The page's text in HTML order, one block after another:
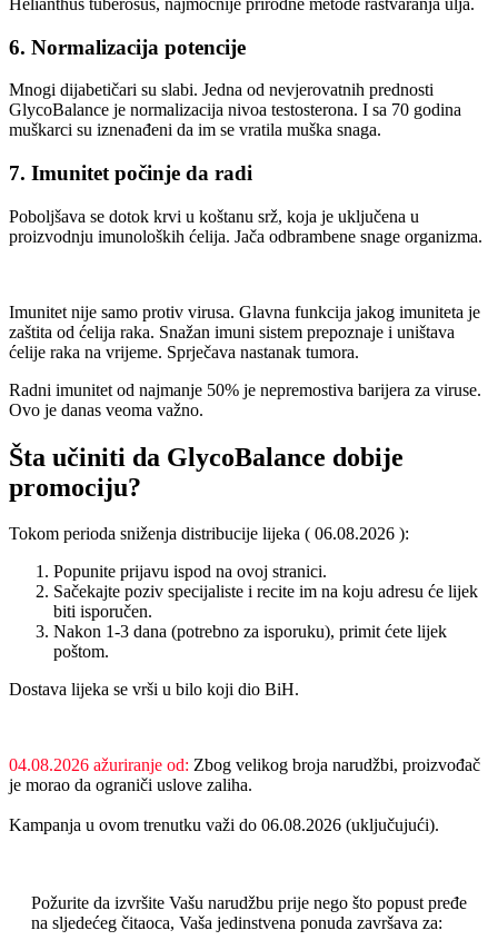
6. Normalizacija potencije
Mnogi dijabetičari su slabi. Jedna od nevjerovatnih prednosti
GlycoBalance je normalizacija nivoa testosterona. I sa 70 godina
muškarci su iznenađeni da im se vratila muška snaga.
7. Imunitet počinje da radi
Poboljšava se dotok krvi u koštanu srž, koja je uključena u
proizvodnju imunoloških ćelija. Jača odbrambene snage organizma.
Imunitet nije samo protiv virusa. Glavna funkcija jakog imuniteta je
zaštita od ćelija raka. Snažan imuni sistem prepoznaje i uništava
ćelije raka na vrijeme. Sprječava nastanak tumora.
Radni imunitet od najmanje 50% je nepremostiva barijera za viruse.
Ovo je danas veoma važno.
Šta učiniti da GlycoBalance dobije
promociju?
Tokom perioda sniženja distribucije lijeka ( 06.08.2026 ):
Popunite prijavu ispod na ovoj stranici.
Sačekajte poziv specijaliste i recite im na koju adresu će lijek
biti isporučen.
Nakon 1-3 dana (potrebno za isporuku), primit ćete lijek
poštom.
Dostava lijeka se vrši u bilo koji dio BiH.
04.08.2026 ažuriranje od: Zbog velikog broja narudžbi, proizvođač
je morao da ograniči uslove zaliha.
Kampanja u ovom trenutku važi do 06.08.2026 (uključujući).
Požurite da izvršite Vašu narudžbu prije nego što popust pređe
na sljedećeg čitaoca, Vaša jedinstvena ponuda završava za: